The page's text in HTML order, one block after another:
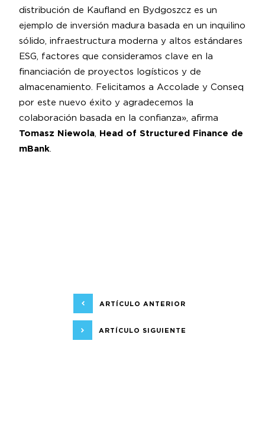
distribución de Kaufland en Bydgoszcz es un
ejemplo de inversión madura basada en un inquilino
sólido, infraestructura moderna y altos estándares
ESG, factores que consideramos clave en la
financiación de proyectos logísticos y de
almacenamiento. Felicitamos a Accolade y Conseq
por este nuevo éxito y agradecemos la
colaboración basada en la confianza», afirma
Tomasz Niewola
Head of Structured Finance de
mBank
ARTÍCULO ANTERIOR
ARTÍCULO SIGUIENTE